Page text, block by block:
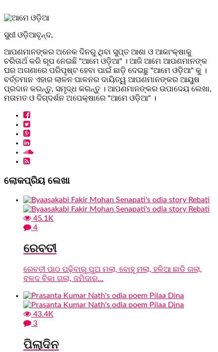
ସୁଧୀ ଓଡ଼ିଆବୃନ୍ଦ,
ଆପଣମାନଙ୍କର ଅନେକ ଦିନରୁ ଥିବା ସୁପ୍ତ ଆଶା ଓ ଆକାଂକ୍ଷାକୁ
ଚରିତାର୍ଥ କରି ରୂପ ନେଇଛି "ଆମେ ଓଡ଼ିଆ" । ଆଜି ଆମେ ଆପଣମାନଙ୍କ
ଘର ଅଗଣାରେ ପରିପୃଷ୍ଟ ହେବା ପାଇଁ ଛାଡ଼ି ଦେଇଛୁ "ଆମେ ଓଡ଼ିଆ" କୁ ।
ବର୍ତ୍ତମାନ ଏହାର ଲାଳନ ପାଳନର ଦାୟିତ୍ୱ ଆପଣମାନଙ୍କର ଆୟୁଷ
ପ୍ରଦାନ କରନ୍ତୁ, ସମୃଦ୍ଧ କରନ୍ତୁ । ଆପଣମାନଙ୍କର ଉପାଦେୟ ଲେଖା,
ମତାମତ ଓ ଦିଗ୍ଦର୍ଶନ ଅପେକ୍ଷାରେ "ଆମେ ଓଡ଼ିଆ" ।
ଲୋକପ୍ରିୟ ଲେଖା
45.1K
4
ରେବତୀ
ରେବତୀ ପାଠ ପଢ଼ିବାରୁ ପୁଅ ମଲା, ବୋହୂ ମଲା, ହଳିଆ ଛାଡି ଗଲା,
ବଳଦ ବିକା ଗଲା, ଜମିଦାର...
43.4K
3
ପିଲାଦିନ